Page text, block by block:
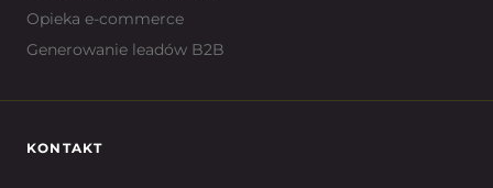
Opieka e-commerce
Generowanie leadów B2B
KONTAKT